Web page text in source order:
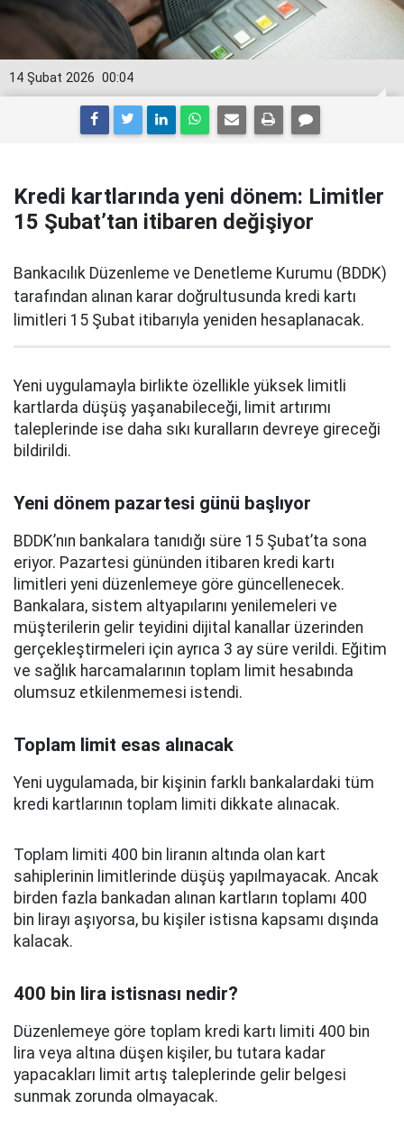
00:04
14 Şubat 2026
Kredi kartlarında yeni dönem: Limitler
15 Şubat’tan itibaren değişiyor
Bankacılık Düzenleme ve Denetleme Kurumu (BDDK)
tarafından alınan karar doğrultusunda kredi kartı
limitleri 15 Şubat itibarıyla yeniden hesaplanacak.
Yeni uygulamayla birlikte özellikle yüksek limitli
kartlarda düşüş yaşanabileceği, limit artırımı
taleplerinde ise daha sıkı kuralların devreye gireceği
bildirildi.
Yeni dönem pazartesi günü başlıyor
BDDK’nın bankalara tanıdığı süre 15 Şubat’ta sona
eriyor. Pazartesi gününden itibaren kredi kartı
limitleri yeni düzenlemeye göre güncellenecek.
Bankalara, sistem altyapılarını yenilemeleri ve
müşterilerin gelir teyidini dijital kanallar üzerinden
gerçekleştirmeleri için ayrıca 3 ay süre verildi. Eğitim
ve sağlık harcamalarının toplam limit hesabında
olumsuz etkilenmemesi istendi.
Toplam limit esas alınacak
Yeni uygulamada, bir kişinin farklı bankalardaki tüm
kredi kartlarının toplam limiti dikkate alınacak.
Toplam limiti 400 bin liranın altında olan kart
sahiplerinin limitlerinde düşüş yapılmayacak. Ancak
birden fazla bankadan alınan kartların toplamı 400
bin lirayı aşıyorsa, bu kişiler istisna kapsamı dışında
kalacak.
400 bin lira istisnası nedir?
Düzenlemeye göre toplam kredi kartı limiti 400 bin
lira veya altına düşen kişiler, bu tutara kadar
yapacakları limit artış taleplerinde gelir belgesi
sunmak zorunda olmayacak.